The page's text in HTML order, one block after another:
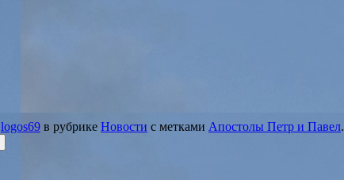
logos69 в рубрике Новости с метками Апостолы Петр и Павел.